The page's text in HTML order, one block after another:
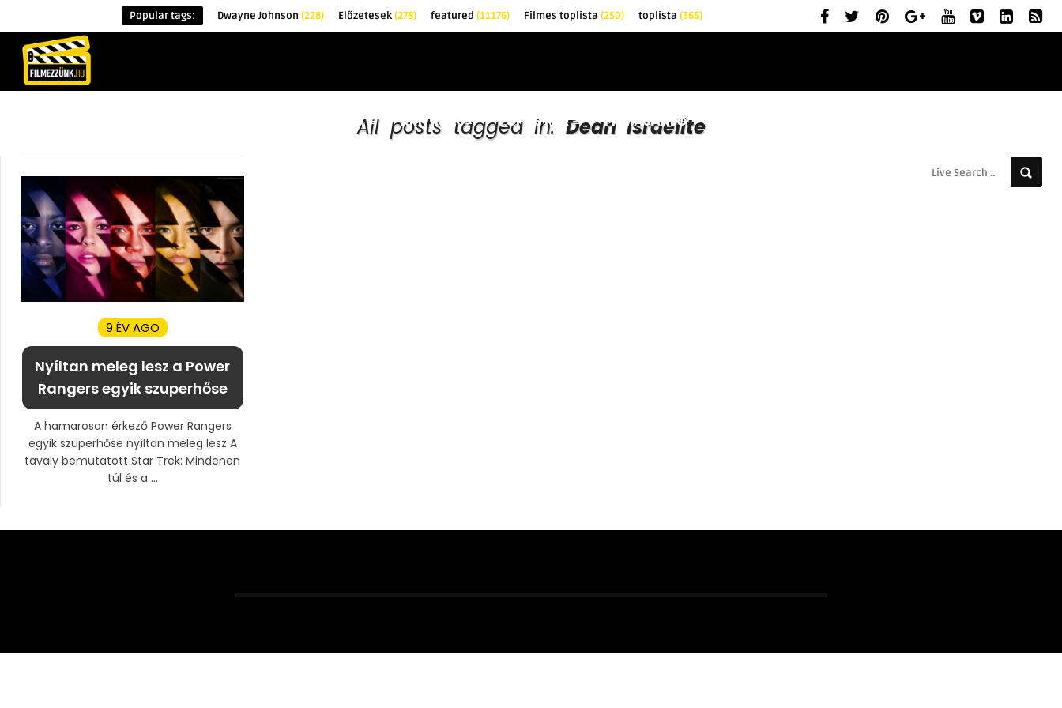
Popular tags: Dwayne Johnson (228) Előzetesek(278) featured (11176) Filmes toplista (250) toplista (365)
ÉRDEKESSÉGEK KRITIKÁK TOPLISTÁK FILMAJÁNLÓ
All posts tagged in: Dean Israelite
9 ÉV AGO
Nyíltan meleg lesz a Power
Rangers egyik szuperhőse
A hamarosan érkező Power Rangers
egyik szuperhőse nyíltan meleg lesz A
tavaly bemutatott Star Trek: Mindenen
túl és a ...